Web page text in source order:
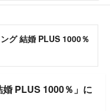
グ 結婚 PLUS 1000％
PLUS 1000％」に